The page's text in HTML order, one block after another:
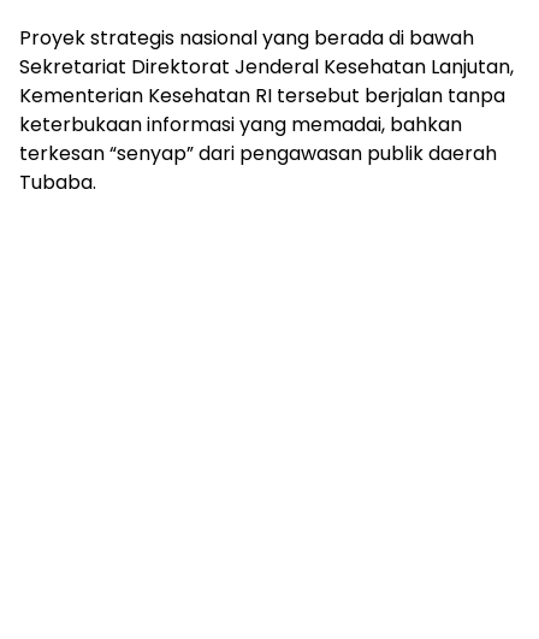
unsur
edukasi,
hidup,
hiburan,
bebas
dari
Proyek strategis nasional yang berada di bawah
Sekretariat Direktorat Jenderal Kesehatan Lanjutan,
Kementerian Kesehatan RI tersebut berjalan tanpa
keterbukaan informasi yang memadai, bahkan
terkesan “senyap” dari pengawasan publik daerah
Tubaba.